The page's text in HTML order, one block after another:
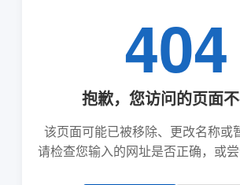
404
抱歉，您访问的页面
该页面可能已被移除、更改名称或
请检查您输入的网址是否正确，或尝